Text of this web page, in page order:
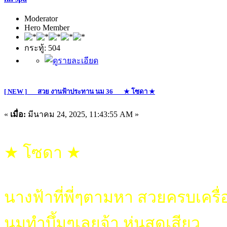
Moderator
Hero Member
กระทู้: 504
[ NEW ]___สวย งานฟ้าประทาน นม 36___★ โซดา ★
« เมื่อ: มีนาคม 24, 2025, 11:43:55 AM »
★ โซดา ★
นางฟ้าที่พี่ๆตามหา สวยครบเครื่
นมทำบึ้มๆเลยจ้า หุ่นสุดเสียว